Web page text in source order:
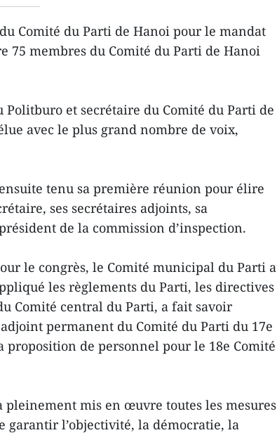
Comité du Parti de Hanoi pour le mandat
75 membres du Comité du Parti de Hanoi
et secrétaire du Comité du Parti de
avec le plus grand nombre de voix,
tenu sa première réunion pour élire
ses secrétaires adjoints, sa
de la commission d’inspection.
le congrès, le Comité municipal du Parti a
les règlements du Parti, les directives
Comité central du Parti, a fait savoir
permanent du Comité du Parti du 17e
de personnel pour le 18e Comité
mis en œuvre toutes les mesures
garantir l’objectivité, la démocratie, la